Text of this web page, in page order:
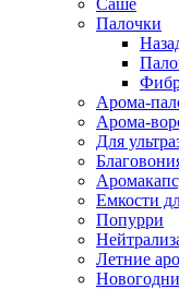
Саше
Палочки
Арома-
Арома-
Для
Емкости
Попурри
Летние